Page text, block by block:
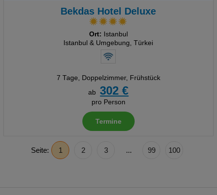
Bekdas Hotel Deluxe
Ort: Istanbul
Istanbul & Umgebung, Türkei
7 Tage, Doppelzimmer, Frühstück
ab
302 €
pro Person
Termine
Seite: 1 2 3 ... 99 100